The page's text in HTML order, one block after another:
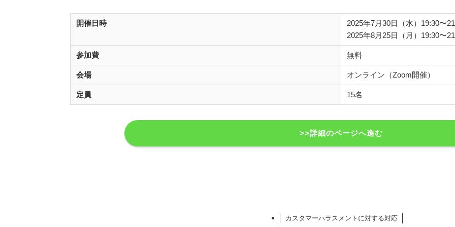
開催日時
2025年7月30日（水）19:30〜
2025年8月25日（月）19:30〜
参加費 無料
会場 オンライン（Zoom開催）
定員 15名
>>詳細のページへ進む
カスタマーハラスメントに対する対応